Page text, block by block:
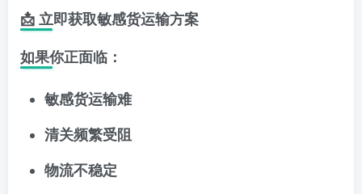
📩 立即获取敏感货运输方案
如果你正面临：
敏感货运输难
清关频繁受阻
物流不稳定